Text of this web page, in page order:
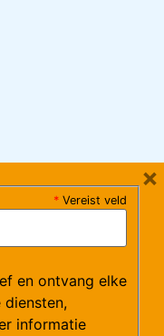
uur / vrijdag
* Vereist veld
en ontvang elke
informatie
×